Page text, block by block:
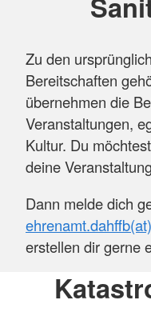
Zu den
Bereitschaften
übernehmen die
Veranstaltungen,
Kultur. Du
deine
Dann melde dich
erstellen dir gerne